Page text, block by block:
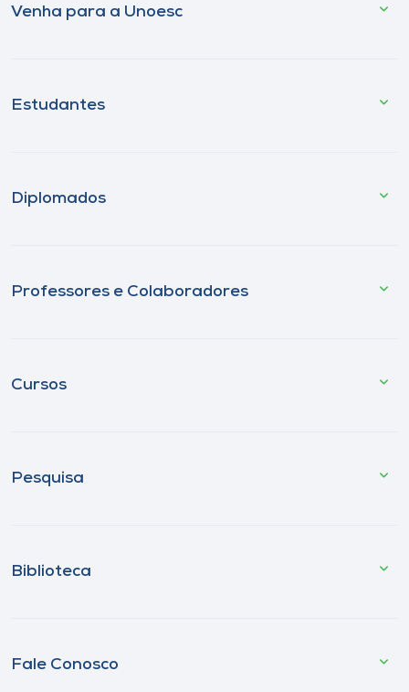
Venha para a Unoesc
Estudantes
Diplomados
Professores e Colaboradores
Cursos
Pesquisa
Biblioteca
Fale Conosco